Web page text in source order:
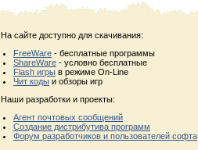
На сайте доступно для скачивания:
FreeWare - бесплатные программы
ShareWare - условно бесплатные
Flash игры в режиме On-Line
Чит коды и обзоры игр
Наши разработки и проекты:
Агент почтовых сообщений
Создание дистрибутива программ
Форум разработчиков и пользователей софта